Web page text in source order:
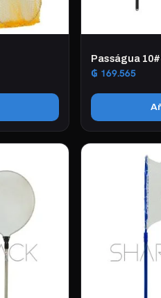
Passágua
₲ 169.565